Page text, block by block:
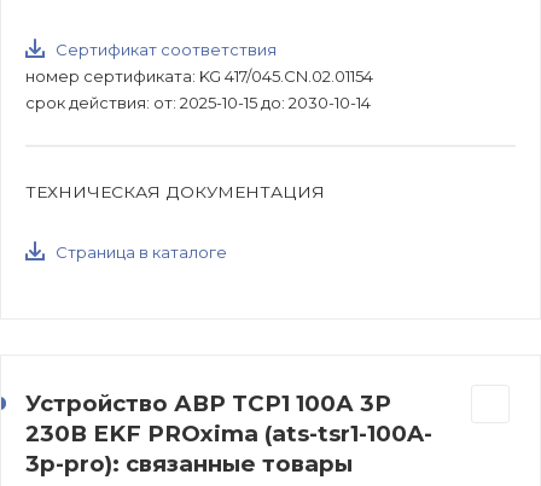
Сертификат соответствия
номер сертификата: KG 417/045.CN.02.01154
срок действия: от: 2025-10-15 до: 2030-10-14
ТЕХНИЧЕСКАЯ ДОКУМЕНТАЦИЯ
Страница в каталоге
Устройство АВР ТСР1 100А 3Р
230В EKF PROxima (ats-tsr1-100A-
3p-pro): связанные товары